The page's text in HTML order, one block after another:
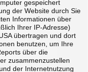
gespeichert
der Website durch Sie
Informationen über
Ihrer IP-Adresse)
übertragen und dort
benutzen, um Ihre
über die
zusammenzustellen
der Internetnutzung